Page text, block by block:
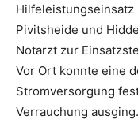
Hilfeleistungseinsatz
Pivitsheide und
Notarzt zur
Vor Ort konnte eine
Stromversorgung
Verrauchung